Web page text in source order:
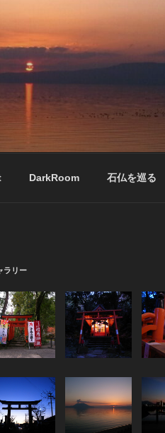
DarkRoom 石仏を巡る
ラリー